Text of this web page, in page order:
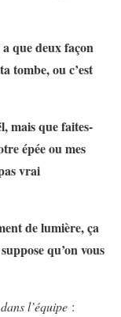
que deux façon
tombe, ou c’est
mais que faites-
épée ou mes
vrai
de lumière, ça
qu’on vous
l’équipe :